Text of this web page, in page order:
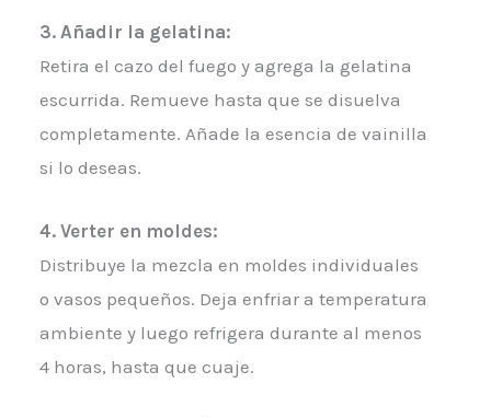
3. Añadir la gelatina:
Retira el cazo del fuego y agrega la gelatina
escurrida. Remueve hasta que se disuelva
completamente. Añade la esencia de vainilla
si lo deseas.
4. Verter en moldes:
Distribuye la mezcla en moldes individuales
o vasos pequeños. Deja enfriar a temperatura
ambiente y luego refrigera durante al menos
4 horas, hasta que cuaje.